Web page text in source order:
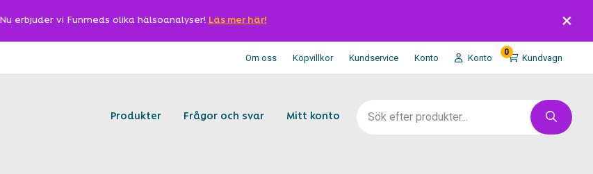
Nu erbjuder vi Funmeds olika hälsoanalyser! Läs mer här!
Om oss Köpvillkor Kundservice Konto Konto Kundvagn
0
Produkter Frågor och svar Mitt konto